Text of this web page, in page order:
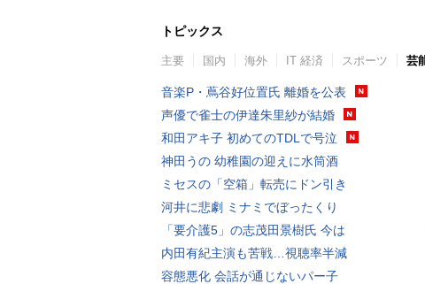
トピックス
主要 国内 海外 IT 経済 スポーツ 芸
音楽P・蔦谷好位置氏 離婚を公表
声優で雀士の伊達朱里紗が結婚
和田アキ子 初めてのTDLで号泣
神田うの 幼稚園の迎えに水筒酒
ミセスの「空箱」転売にドン引き
河井に悲劇 ミナミでぼったくり
「要介護5」の志茂田景樹氏 今は
内田有紀主演も苦戦…視聴率半減
容態悪化 会話が通じないパー子